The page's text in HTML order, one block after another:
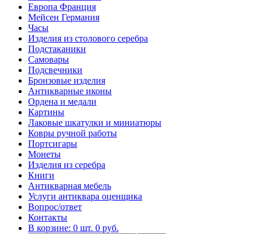
Европа Франция
Мейсен Германия
Часы
Изделия из столового серебра
Подстаканики
Самовары
Подсвечники
Бронзовые изделия
Антикварные иконы
Ордена и медали
Картины
Лаковые шкатулки и миниатюры
Ковры ручной работы
Портсигары
Монеты
Изделия из серебра
Книги
Антикварная мебель
Услуги антиквара оценщика
Вопрос/ответ
Контакты
В корзине: 0 шт. 0 руб.